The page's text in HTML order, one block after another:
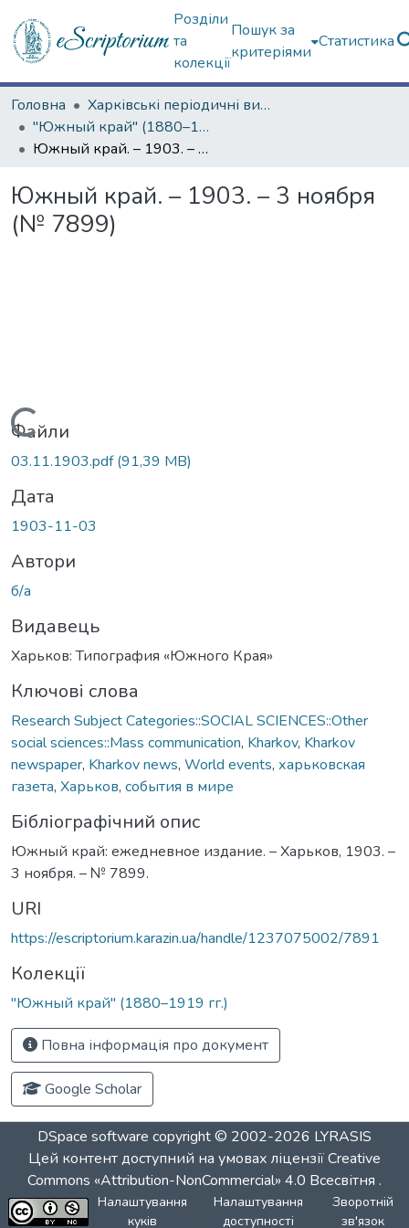
Розділи
та
колекції
Пошук за
критеріями
Статистика
Головна
Харківські періодичні видання
"Южный край" (1880–1919 гг.)
Южный край. – 1903. – 3 ноября (№ 7899)
Южный край. – 1903. – 3 ноября
(№ 7899)
Вантажиться...
Файли
03.11.1903.pdf(91,39 MB)
Дата
1903-11-03
Автори
б/а
Видавець
Харьков: Типография «Южного Края»
Ключові слова
Research Subject Categories::SOCIAL SCIENCES::Other
social sciences::Mass communication, Kharkov, Kharkov
newspaper, Kharkov news, World events, харьковская
газета, Харьков, события в мире
Бібліографічний опис
Южный край: ежедневное издание. – Харьков, 1903. –
3 ноября. – № 7899.
URI
https://escriptorium.karazin.ua/handle/1237075002/7891
Колекції
"Южный край" (1880–1919 гг.)
Повна інформація про документ
Google Scholar
DSpace software copyright © 2002-2026 LYRASIS
Цей контент доступний на умовах ліцензіїCreative
Commons «Attribution-NonCommercial» 4.0 Всесвітня .
Налаштування
куків
Налаштування
доступності
Зворотній
зв'язок